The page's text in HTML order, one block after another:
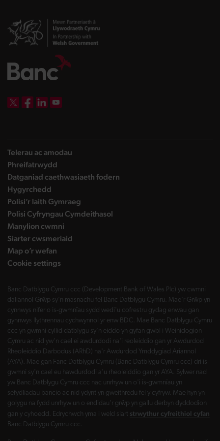
Telerau ac amodau
Phreifatrwydd
Datganiad caethwasiaeth fodern
Hygyrchedd
Polisi’r Iaith Gymraeg
Polisi Cyfryngau Cymdeithasol
Manylion cwmni
Siarter cwsmeriaid
Map o’r wefan
Cookie settings
Banc Datblygu Cymru ccc (Development Bank of Wales Plc) yw cwmni
daliannol Grŵp sy'n masnachu fel Banc Datblygu Cymru. Mae'r Grŵp yn
cynnwys nifer o is-gwmnïau sydd wedi'u cofrestru gydag enwau gan
gynnwys llythrennau cychwynnol yr enw BDC. Mae Banc Datblygu Cymru
ccc yn gwmni cyllid datblygu sy'n eiddo yn gyfan gwbl i Weinidogion
Cymru ac nid yw'n cael ei awdurdodi na'i reoleiddio gan yr Awdurdod
Rheoleiddio Darbodus (ARhD) na'r Awdurdod Ymddygiad Ariannol
(AYA). Mae gan Fanc Datblygu Cymru (Banc Datblygu Cymru ccc) dri is-
gwmni sy'n cael eu hawdurdodi a'u rheoleiddio gan yr AYA. Sylwer nad
yw Banc Datblygu Cymru ccc nac unrhyw un o'i is-gwmnïau yn
sefydliadau bancio ac nid ydynt yn gweithredu fel y cyfryw. Mae hyn yn
golygu na fydd unrhyw un o endidau'r grŵp yn gallu derbyn dyddodion
gan y cyhoedd. Edrychwch yma i weld siart strwythur cyfreithiol cyfan
Banc Datblygu Cymru ccc.